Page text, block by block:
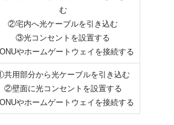
む
②宅内へ光ケーブルを引き込む
③光コンセントを設置する
やホームゲートウェイを接続する
用部分から光ケーブルを引き込む
②壁面に光コンセントを設置する
やホームゲートウェイを接続する